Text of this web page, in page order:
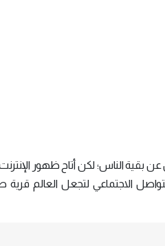
بقية الناس؛ لكن أتاح ظهور
الاجتماعي لتجعل العالم قرية